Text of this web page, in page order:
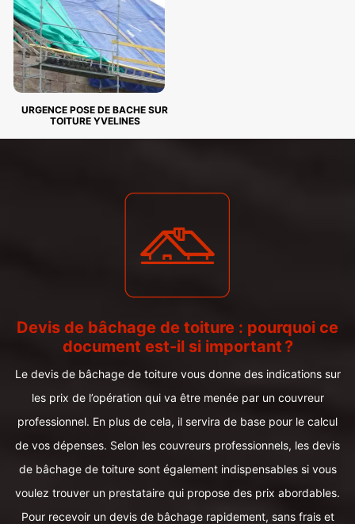
URGENCE POSE DE BACHE SUR
TOITURE YVELINES
Devis de bâchage de toiture : pourquoi ce
document est-il si important ?
Le devis de bâchage de toiture vous donne des indications sur
les prix de l’opération qui va être menée par un couvreur
professionnel. En plus de cela, il servira de base pour le calcul
de vos dépenses. Selon les couvreurs professionnels, les devis
de bâchage de toiture sont également indispensables si vous
voulez trouver un prestataire qui propose des prix abordables.
Pour recevoir un devis de bâchage rapidement, sans frais et